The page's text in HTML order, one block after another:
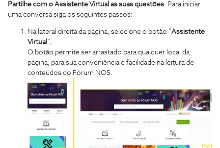
Partilhe com o Assistente Virtual as suas questões. Para iniciar
uma conversa siga os seguintes passos:
Na lateral direita da página, selecione o botão “Assistente
Virtual ”;
O botão permite ser arrastado para qualquer local da
página, para sua conveniência e facilidade na leitura de
conteúdos do Fórum NOS.